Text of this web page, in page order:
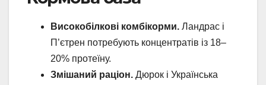
Високобілкові комбікорми. Ландрас і
П’єтрен потребують концентратів із 18–
20% протеїну.
Змішаний раціон. Дюрок і Українська